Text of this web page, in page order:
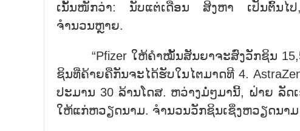
ເນັ້ນໜັກວ່າ: ນັບແຕ່ເດືອນ ສິງຫາ ເປັນຕົ້ນໄ
ຈຳນວນຫຼາຍ.
“Pfizer ໃຫ້ຄຳໝັ້ນສັນຍາຈະສົ່ງວັກຊິນ 15,5
ຊິນທີ່ຄ້າຍຄືກັນຈະໄດ້ຮັບໃນໄຕມາດທີ 4.
ປະມານ 30 ລ້ານໂດສ. ຫວ່າງມໍ່ໆມານີ້, ຝ່າຍ ລັ
ໃຫ້ແກ່ຫວຽດນາມ. ຈຳນວນວັກຊິນເຊິ່ງຫວຽດນາມ